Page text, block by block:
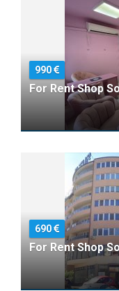
990
For Rent Shop
690
For Rent Shop